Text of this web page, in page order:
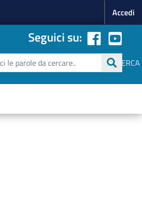
Accedi
Seguici su:
Cerca
CERCA